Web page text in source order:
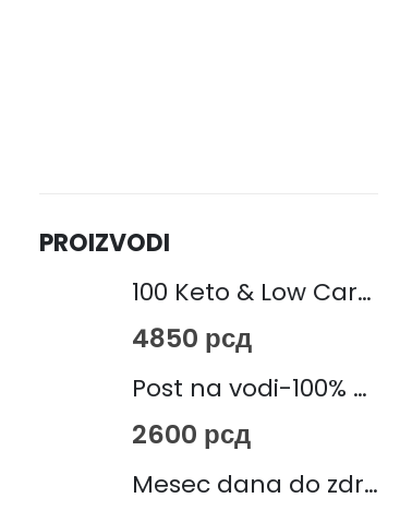
PROIZVODI
100 Keto & Low Carb recepata Vol.2 (E-KNJIGA)
4850 рсд
Post na vodi-100% vegan (E-Knjiga)
2600 рсд
Mesec dana do zdravlja - 30 doručak salata (E-Knjiga)